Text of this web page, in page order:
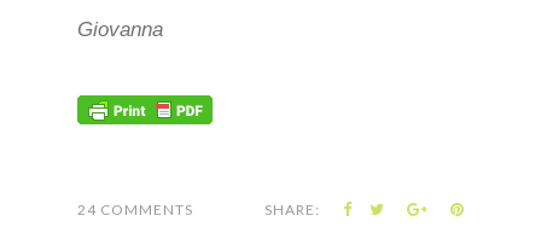
Giovanna
24 COMMENTS SHARE: